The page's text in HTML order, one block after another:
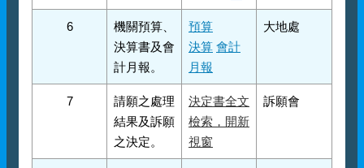
6
機關預算、
決算書及會
計月報。
預算
決算 會計
月報
大地處
7
請願之處理
結果及訴願
之決定。
決定書全文
檢索，開新
視窗
訴願會